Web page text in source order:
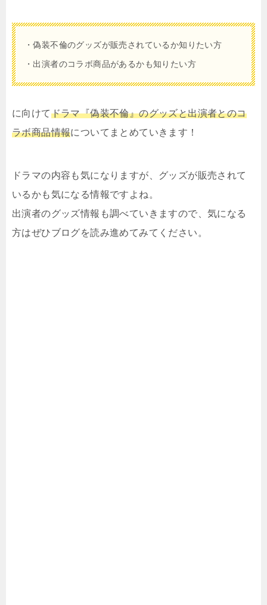
・偽装不倫のグッズが販売されているか知りたい方
・出演者のコラボ商品があるかも知りたい方
に向けてドラマ『偽装不倫』のグッズと出演者とのコ
ラボ商品情報についてまとめていきます！
ドラマの内容も気になりますが、グッズが販売されて
いるかも気になる情報ですよね。
出演者のグッズ情報も調べていきますので、気になる
方はぜひブログを読み進めてみてください。